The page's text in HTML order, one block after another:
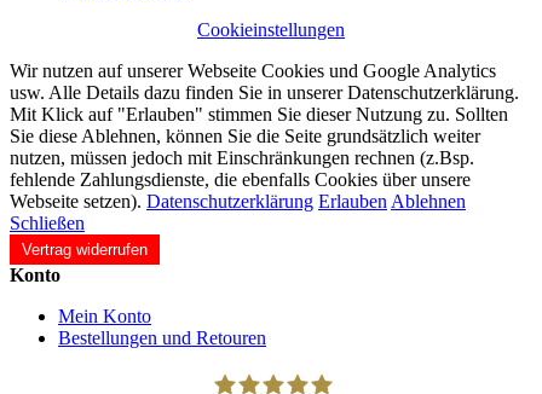
Cookieinstellungen
Wir nutzen auf unserer Webseite Cookies und Google Analytics
usw. Alle Details dazu finden Sie in unserer Datenschutzerklärung.
Mit Klick auf "Erlauben" stimmen Sie dieser Nutzung zu. Sollten
Sie diese Ablehnen, können Sie die Seite grundsätzlich weiter
nutzen, müssen jedoch mit Einschränkungen rechnen (z.Bsp.
fehlende Zahlungsdienste, die ebenfalls Cookies über unsere
Webseite setzen). Datenschutzerklärung Erlauben Ablehnen
Schließen
Vertrag widerrufen
Konto
Mein Konto
Bestellungen und Retouren